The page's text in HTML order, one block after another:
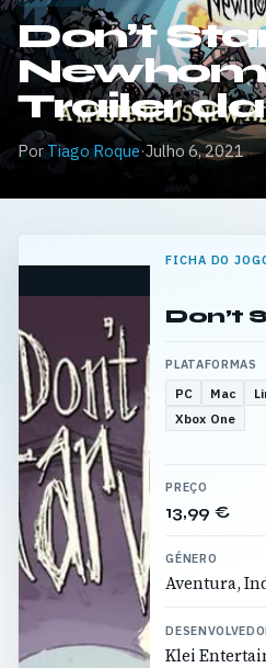
Don’t
Trailer
PorTiago Roque·Julho 6, 2021
FICHA DO
Don’t
PLATAFORMAS
PC Mac
Xbox One
PREÇO
13,99 €
GÉNERO
Aventura,
Klei